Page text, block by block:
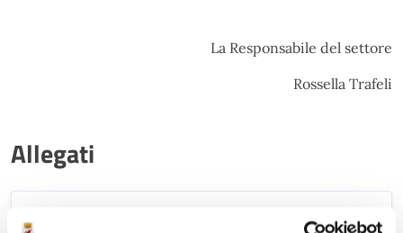
La Responsabile del settore
Rossella Trafeli
Allegati
All. A1 Mongolfiera CON PROTOCOLLO.pdf